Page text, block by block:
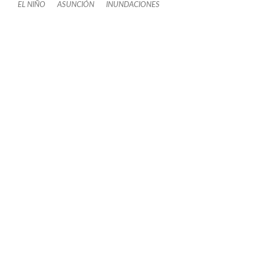
EL NIÑO ASUNCIÓN INUNDACIONES